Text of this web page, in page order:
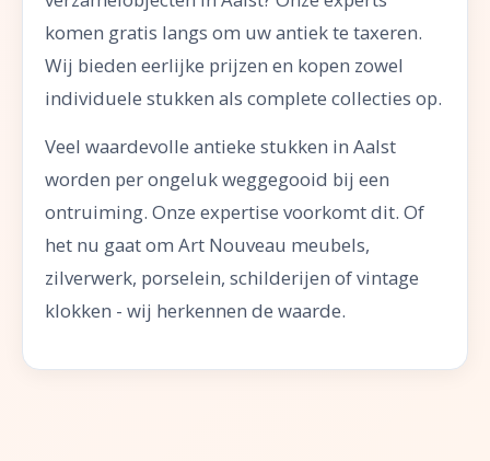
komen gratis langs om uw antiek te taxeren.
Wij bieden eerlijke prijzen en kopen zowel
individuele stukken als complete collecties op.
Veel waardevolle antieke stukken in Aalst
worden per ongeluk weggegooid bij een
ontruiming. Onze expertise voorkomt dit. Of
het nu gaat om Art Nouveau meubels,
zilverwerk, porselein, schilderijen of vintage
klokken - wij herkennen de waarde.